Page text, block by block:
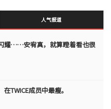
人气报道
耀……安宥真，就算瞪着看也很
TWICE成员中最瘦。